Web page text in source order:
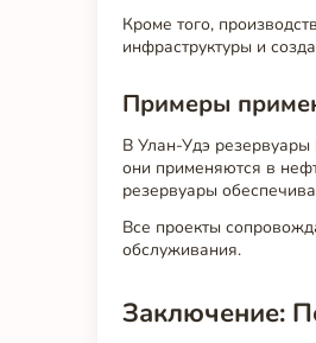
Кроме того,
инфраструктуры и
Примеры
В Улан-Удэ
они применяются в
резервуары
Все проекты
обслуживания.
Заключение: